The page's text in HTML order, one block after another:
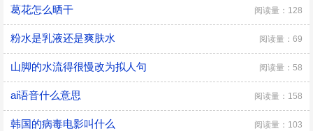
葛花怎么晒干 阅读量：128
粉水是乳液还是爽肤水 阅读量：69
山脚的水流得很慢改为拟人句 阅读量：58
ai语音什么意思 阅读量：158
韩国的病毒电影叫什么 阅读量：103